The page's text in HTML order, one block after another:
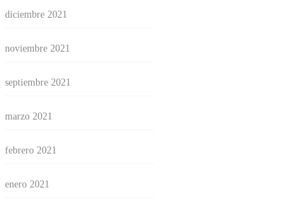
diciembre 2021
noviembre 2021
septiembre 2021
marzo 2021
febrero 2021
enero 2021